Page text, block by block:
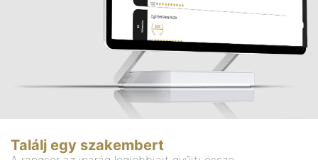
Találj egy szakembert